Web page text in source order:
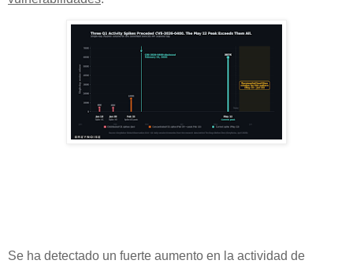
Se ha detectado un fuerte aumento en la actividad de